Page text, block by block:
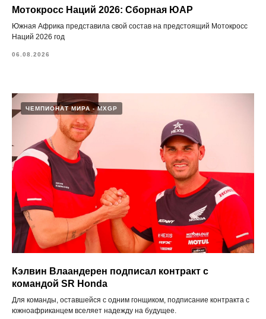
Мотокросс Наций 2026: Сборная ЮАР
Южная Африка представила свой состав на предстоящий Мотокросс
Наций 2026 год
06.08.2026
ЧЕМПИОНАТ МИРА - MXGP
Кэлвин Влаандерен подписал контракт с
командой SR Honda
Для команды, оставшейся с одним гонщиком, подписание контракта с
южноафриканцем вселяет надежду на будущее.